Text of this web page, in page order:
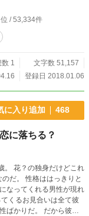
位 / 53,334件
数 1
文字数 51,157
登録日 2018.01.06
に入り追加 468
に落ちる？
。 花？の独身だけどこれ
だ。 性格ははっきりと
なってくれる男性が現れ
くるお見合いは全て彼
ばかりだ。 だから彼女